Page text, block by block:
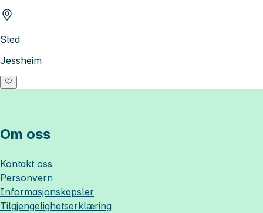
Sted
Jessheim
Om oss
Kontakt oss
Personvern
Informasjonskapsler
Tilgjengelighetserklæring